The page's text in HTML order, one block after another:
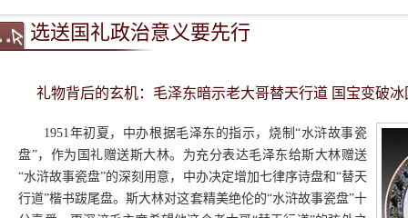
选送国礼政治意义要先行
礼物背后的玄机：毛泽东暗示老大哥替天行道 国宝变破冰
1951年初夏，中办根据毛泽东的指示，烧制“水浒故事瓷
盘”，作为国礼赠送斯大林。为充分表达毛泽东给斯大林赠送
“水浒故事瓷盘”的深刻用意，中办决定增加七律序诗盘和“替天
行道”楷书跋尾盘。斯大林对这套精美绝伦的“水浒故事瓷盘”十